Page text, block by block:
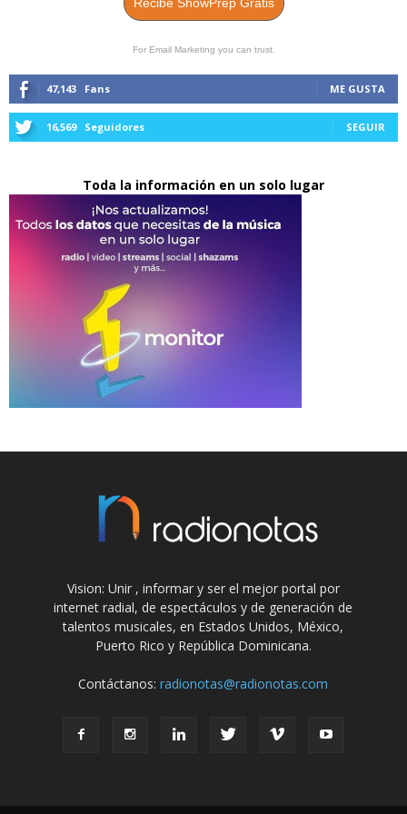
For Email Marketing you can trust.
47,143 Fans ME GUSTA
16,569 Seguidores SEGUIR
Toda la información en un solo lugar
Vision: Unir , informar y ser el mejor portal por
internet radial, de espectáculos y de generación de
talentos musicales, en Estados Unidos, México,
Puerto Rico y República Dominicana.
Contáctanos:radionotas@radionotas.com